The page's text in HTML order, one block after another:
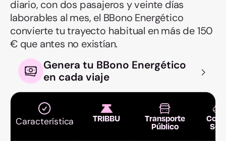
diario, con dos pasajeros y veinte días
laborables al mes, el BBono Energético
convierte tu trayecto habitual en más de 150
€ que antes no existían.
Genera tu BBono Energético
en cada viaje
Característica TRIBBU Transporte
Público Solo